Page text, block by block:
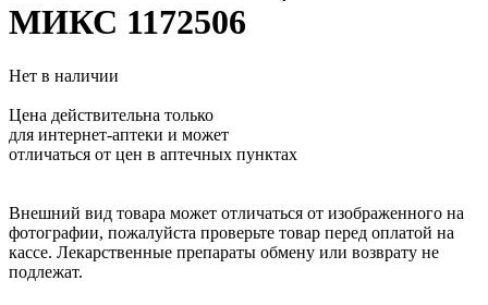
МИКС 1172506
Нет в наличии
Цена действительна только
для интернет-аптеки и может
отличаться от цен в аптечных пунктах
Внешний вид товара может отличаться от изображенного на
фотографии, пожалуйста проверьте товар перед оплатой на
кассе. Лекарственные препараты обмену или возврату не
подлежат.